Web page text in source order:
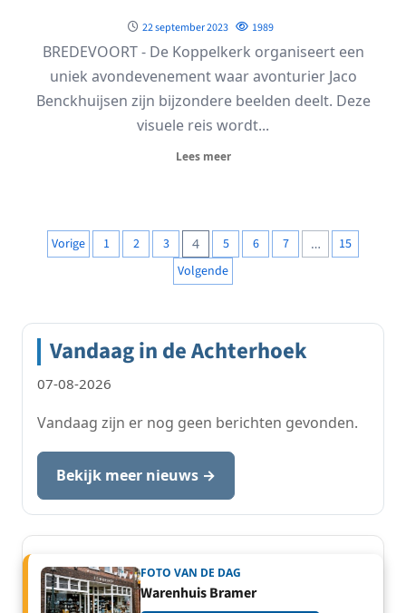
22 september 2023 1989
BREDEVOORT - De Koppelkerk organiseert een
uniek avondevenement waar avonturier Jaco
Benckhuijsen zijn bijzondere beelden deelt. Deze
visuele reis wordt...
Lees meer
Berichten
Vorige 1 2 3 4 5 6 7 …
15
Volgende
Vandaag in de Achterhoek
07-08-2026
Vandaag zijn er nog geen berichten gevonden.
Bekijk meer nieuws →
FOTO VAN DE DAG
Warenhuis Bramer